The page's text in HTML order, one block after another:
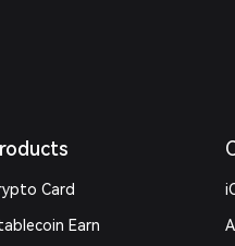
Card
Earn